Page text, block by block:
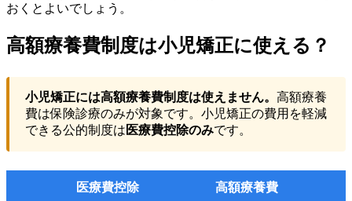
おくとよいでしょう。
高額療養費制度は小児矯正に使える？
小児矯正には高額療養費制度は使えません。 高額療養
費は保険診療のみが対象です。小児矯正の費用を軽減
できる公的制度は 医療費控除のみです。
医療費控除 高額療養費